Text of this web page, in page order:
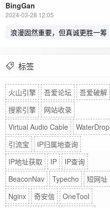
BingGan
2024-03-28 12:05
浪漫固然重要，但真诚更胜一筹
标签
火山引擎 吾爱论坛
吾爱破解
搜索引擎
网站收录
Virtual Audio Cable
WaterDrop
引流宝
IP归属地查询
IP地址获取
IP
IP查询
BeaconNav
Typecho
短网址
Nginx
奇安信
OneTool